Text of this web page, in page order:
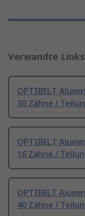
Verwandte Links
OPTIBELT
30 Zähne /
OPTIBELT
16 Zähne /
OPTIBELT
40 Zähne /